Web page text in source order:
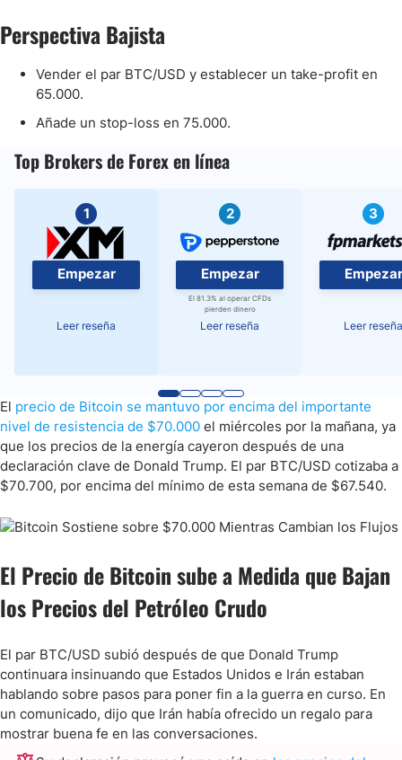
Perspectiva Bajista
Vender el par BTC/USD y establecer un take-profit en
65.000.
Añade un stop-loss en 75.000.
Top Brokers de Forex en línea
1
Empezar
Leer reseña
2
Empezar
El 81.3% al operar CFDs
pierden dinero
Leer reseña
3
Empezar
Leer reseña
El precio de Bitcoin se mantuvo por encima del importante
nivel de resistencia de $70.000 el miércoles por la mañana, ya
que los precios de la energía cayeron después de una
declaración clave de Donald Trump. El par BTC/USD cotizaba a
$70.700, por encima del mínimo de esta semana de $67.540.
El Precio de Bitcoin sube a Medida que Bajan
los Precios del Petróleo Crudo
El par BTC/USD subió después de que Donald Trump
continuara insinuando que Estados Unidos e Irán estaban
hablando sobre pasos para poner fin a la guerra en curso. En
un comunicado, dijo que Irán había ofrecido un regalo para
mostrar buena fe en las conversaciones.